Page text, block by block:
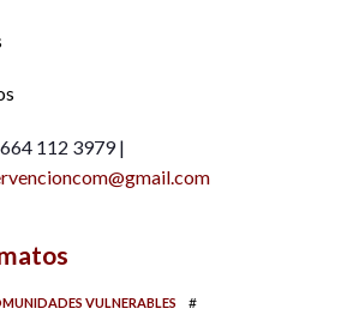
664 112 3979 |
VULNERABLES #